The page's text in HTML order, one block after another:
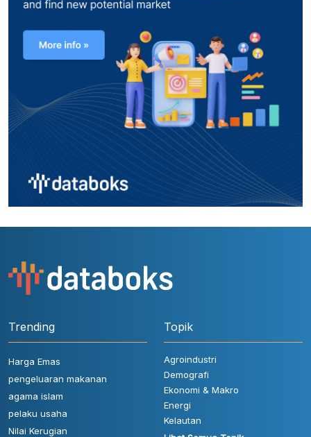
Trending
Harga Emas
pengeluaran makanan
agama islam
pelaku usaha
Nilai Kerugian
Topik
Agroindustri
Demografi
Ekonomi & Makro
Energi
Kelautan